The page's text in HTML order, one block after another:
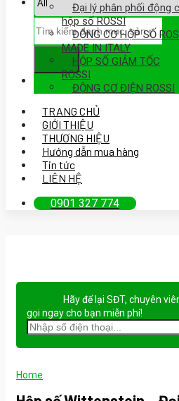
Assign a menu in Theme
Đại lý phân phối động
hộp số ROSSI
ĐỘNG CƠ HỘP SỐ
MADE IN ITALY
HỘP SỐ GIẢM TỐC
ROSSI
ĐỘNG CƠ ĐIỆN ROSSI
TRANG CHỦ
GIỚI THIỆU
THƯƠNG HIỆU
Hướng dẫn mua hàng
Tin tức
LIÊN HỆ
0901 327 774
Hãy để lại SĐT, chuyên
gọi ngay cho bạn miễn phí!
Home